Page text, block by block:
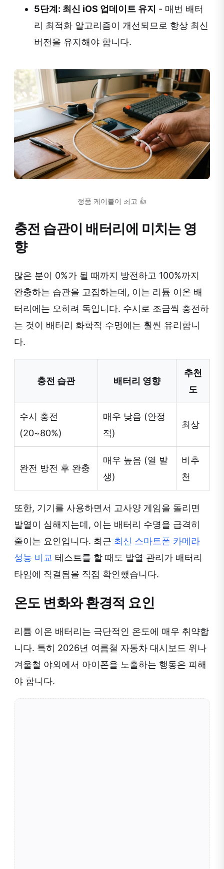
5단계: 최신 iOS 업데이트 유지 - 매번 배터
리 최적화 알고리즘이 개선되므로 항상 최신
버전을 유지해야 합니다.
정품 케이블이 최고 👍
충전 습관이 배터리에 미치는 영
향
많은 분이 0%가 될 때까지 방전하고 100%까지
완충하는 습관을 고집하는데, 이는 리튬 이온 배
터리에는 오히려 독입니다. 수시로 조금씩 충전하
는 것이 배터리 화학적 수명에는 훨씬 유리합니
다.
충전 습관 배터리 영향
추천
도
수시 충전
(20~80%)
매우 낮음 (안정
적)
최상
완전 방전 후 완충
매우 높음 (열 발
생)
비추
천
또한, 기기를 사용하면서 고사양 게임을 돌리면
발열이 심해지는데, 이는 배터리 수명을 급격히
줄이는 요인입니다. 최근 최신 스마트폰 카메라
성능 비교 테스트를 할 때도 발열 관리가 배터리
타임에 직결됨을 직접 확인했습니다.
온도 변화와 환경적 요인
리튬 이온 배터리는 극단적인 온도에 매우 취약합
니다. 특히 2026년 여름철 자동차 대시보드 위나
겨울철 야외에서 아이폰을 노출하는 행동은 피해
야 합니다.